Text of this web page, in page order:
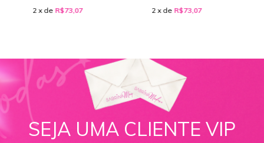
2 x de R$73,07 2 x de R$73,07
SEJA UMA CLIENTE VIP